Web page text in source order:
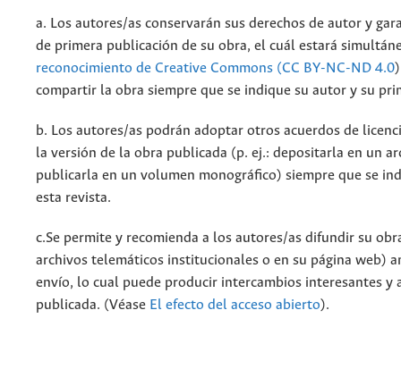
a. Los autores/as conservarán sus derechos de autor y
de primera publicación de su obra, el cuál estará
reconocimiento de Creative Commons (CC BY-NC-ND 4.0
compartir la obra siempre que se indique su autor y su
b. Los autores/as podrán adoptar otros acuerdos de
la versión de la obra publicada (p. ej.: depositarla en un
publicarla en un volumen monográfico) siempre que se
esta revista.
c.Se permite y recomienda a los autores/as difundir su
archivos telemáticos institucionales o en su página web)
envío, lo cual puede producir intercambios interesantes y
publicada. (Véase El efecto del acceso abierto).